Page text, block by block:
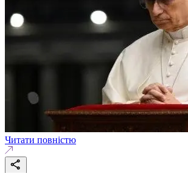
Читати повністю